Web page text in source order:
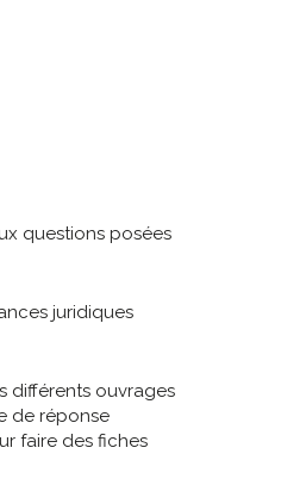
questions posées
juridiques
différents ouvrages
de réponse
faire des fiches